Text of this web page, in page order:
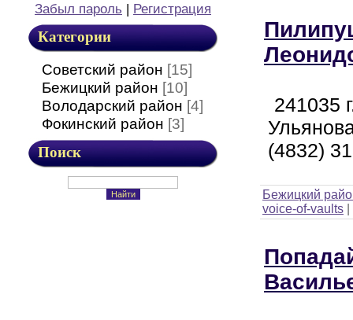
Забыл пароль | Регистрация
Категории
Советский район [15]
Бежицкий район [10]
Володарский район [4]
Фокинский район [3]
Поиск
241035
(4832)
Бежицкий
voice-of-vaults